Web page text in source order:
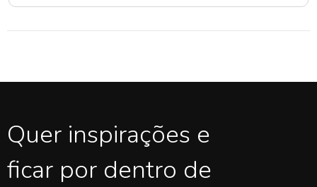
Quer inspirações e
ficar por dentro de